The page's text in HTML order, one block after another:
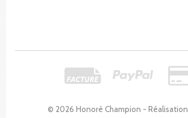
© 2026 Honoré Champion - Réalisation